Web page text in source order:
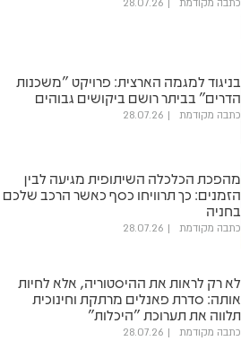
כתבה מקודמת 28.07.26
בניגוד למגמה הארצית: פרויקט "משכנות
הדרים" בביתר רושם ביקושים גבוהים
כתבה מקודמת 28.07.26
מהפכת הכלכלה השיתופית מגיעה לבין
הזמנים: כך תרוויחו כסף כאשר הרכב שלכם
בחניה
כתבה מקודמת 28.07.26
לא רק לראות את ההיסטוריה, אלא לחיות
אותה: סדרת פאנלים מרתקת וחינוכית
תלווה את תערוכת "היכלות"
כתבה מקודמת 28.07.26